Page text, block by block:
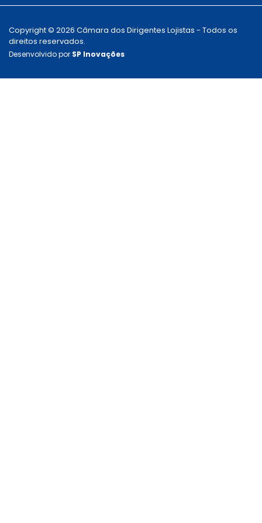
Copyright © 2026 Câmara dos Dirigentes Lojistas - Todos os
direitos reservados.
Desenvolvido por SP Inovações